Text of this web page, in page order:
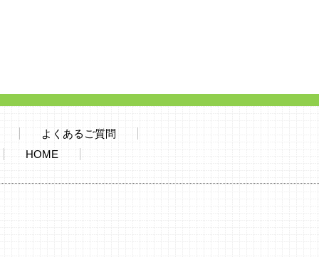
よくあるご質問
HOME